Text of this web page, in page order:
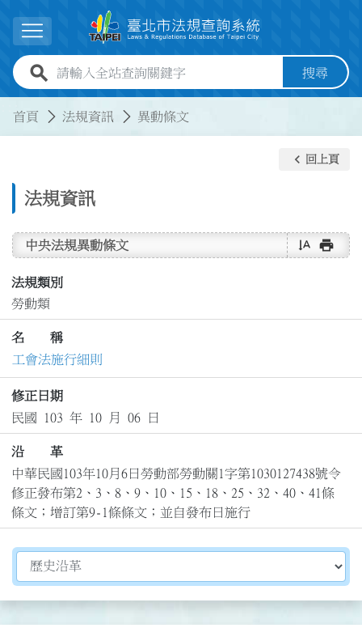
展開選單
全站查詢關鍵字欄位 搜尋
首頁 法規資訊 異動條文
法規資訊
keyboard_arrow_left 回上頁
中央法規異動條文 text_rotate_vertical print
法規類別
勞動類
名 稱
工會法施行細則
修正日期
民國 103 年 10 月 06 日
沿 革
中華民國103年10月6日勞動部勞動關1字第1030127438號令
修正發布第2、3、8、9、10、15、18、25、32、40、41條
條文；增訂第9-1條條文；並自發布日施行
切換選擇法規資訊內容